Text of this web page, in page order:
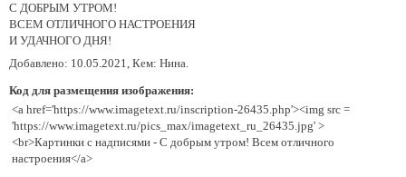
С ДОБРЫМ УТРОМ!
ВСЕМ ОТЛИЧНОГО НАСТРОЕНИЯ
И УДАЧНОГО ДНЯ!
Добавлено: 10.05.2021, Кем: Нина.
Код для размещения изображения:
<a href='https://www.imagetext.ru/inscription-26435.php'><img src =
'https://www.imagetext.ru/pics_max/imagetext_ru_26435.jpg' >
<br>Картинки с надписями - С добрым утром! Всем отличного
настроения</a>